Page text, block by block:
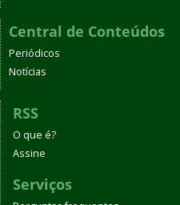
Central de Conteúdos
Periódicos
Notícias
RSS
O que é?
Assine
Serviços